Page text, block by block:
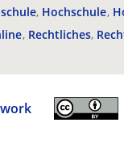
Hochschule
Rechtliches